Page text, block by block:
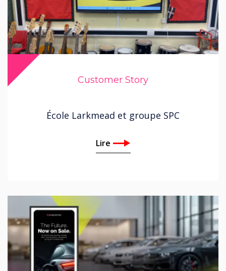
Customer Story
École Larkmead et groupe SPC
Lire